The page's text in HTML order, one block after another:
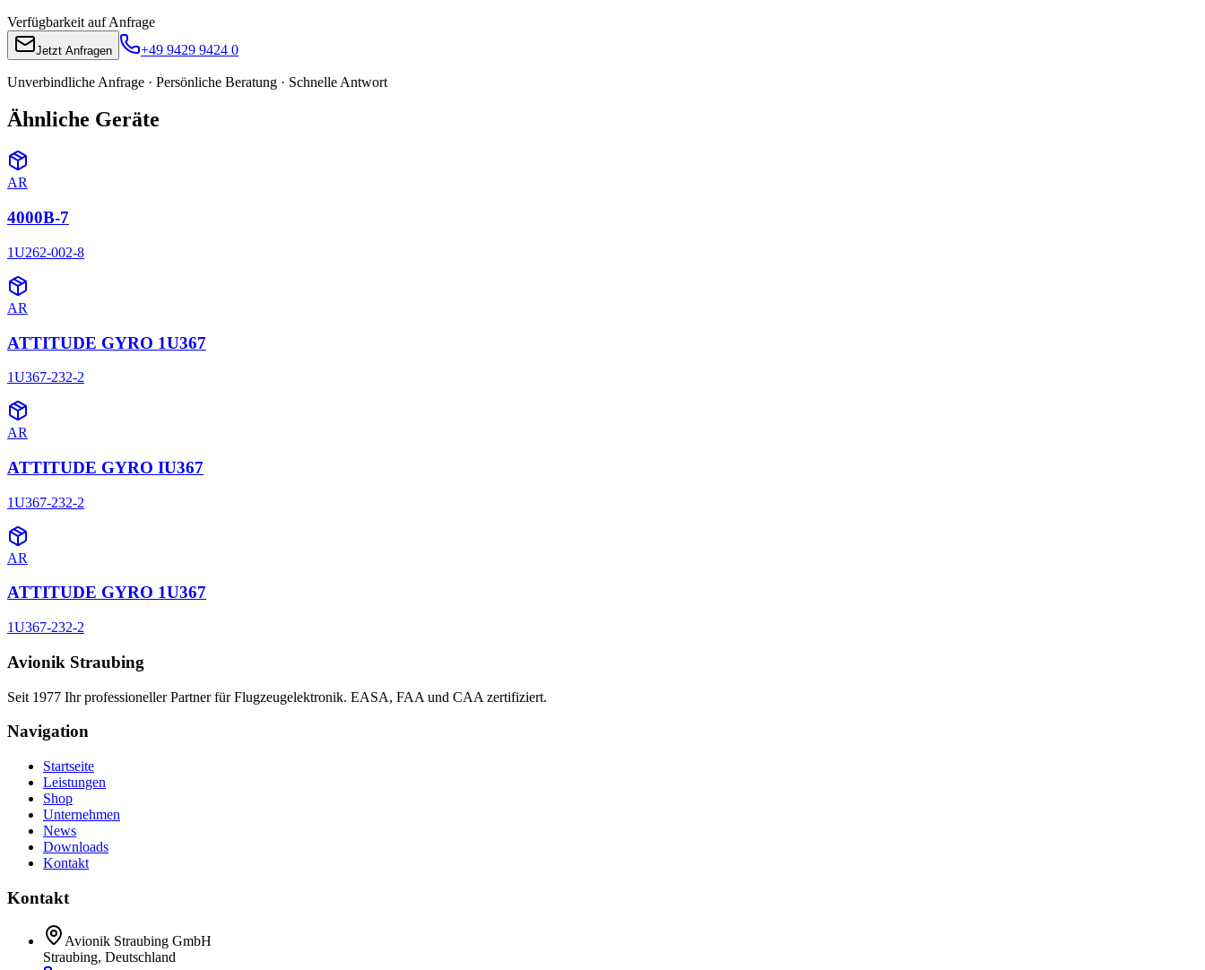
Verfügbarkeit auf Anfrage
Jetzt Anfragen +49 9429 9424 0
Unverbindliche Anfrage · Persönliche Beratung · Schnelle Antwort
Ähnliche Geräte
AR
4000B-7
1U262-002-8
AR
ATTITUDE GYRO 1U367
1U367-232-2
AR
ATTITUDE GYRO IU367
1U367-232-2
AR
ATTITUDE GYRO 1U367
1U367-232-2
Avionik Straubing
Seit 1977 Ihr professioneller Partner für Flugzeugelektronik. EASA, FAA und CAA zertifiziert.
Navigation
Startseite
Leistungen
Shop
Unternehmen
News
Downloads
Kontakt
Kontakt
Avionik Straubing GmbH
Straubing, Deutschland